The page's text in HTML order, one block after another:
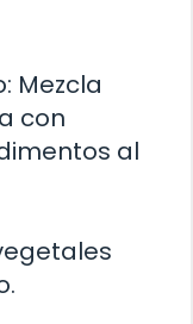
Mezcla
con
al